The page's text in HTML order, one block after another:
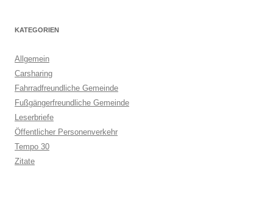
KATEGORIEN
Allgemein
Carsharing
Fahrradfreundliche Gemeinde
Fußgängerfreundliche Gemeinde
Leserbriefe
Öffentlicher Personenverkehr
Tempo 30
Zitate